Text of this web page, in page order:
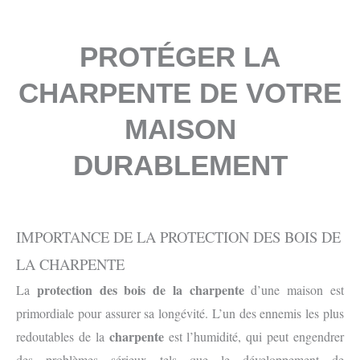
PROTÉGER LA
CHARPENTE DE VOTRE
MAISON
DURABLEMENT
IMPORTANCE DE LA PROTECTION DES BOIS DE
LA CHARPENTE
La protection des bois de la charpented’une maison est
primordiale pour assurer sa longévité. L’un des ennemis les plus
redoutables de la charpenteest l’humidité, qui peut engendrer